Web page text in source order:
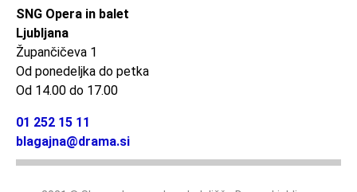
SNG Opera in balet
Ljubljana
Župančičeva 1
Od ponedeljka do petka
Od 14.00 do 17.00
01 252 15 11
blagajna@drama.si